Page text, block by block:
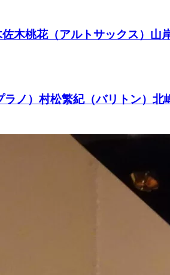
桃花（アルトサックス）山
ノ）村松繁紀（バリトン）北